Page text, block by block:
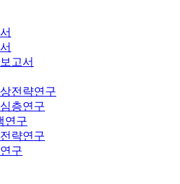
고서
전략연구
층연구
연구
략연구
구